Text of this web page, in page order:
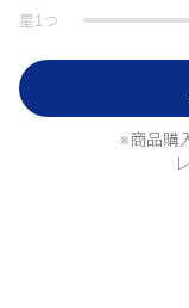
星 1つ
※商品購